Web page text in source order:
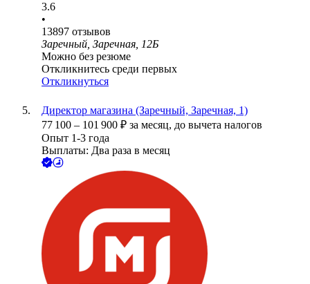
3.6
•
13897 отзывов
Заречный, Заречная, 12Б
Можно без резюме
Откликнитесь среди первых
Откликнуться
Директор магазина (Заречный, Заречная, 1)
77 100 – 101 900 ₽ за месяц, до вычета налогов
Опыт 1-3 года
Выплаты: Два раза в месяц